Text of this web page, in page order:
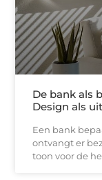
De bank als
Design als
Een bank
ontvangt er
toon voor de